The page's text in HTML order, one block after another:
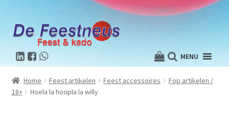
MENU
Home Feest artikelen Feest accessoires
Fop artikelen /
18+
Hoela la hoopla la willy